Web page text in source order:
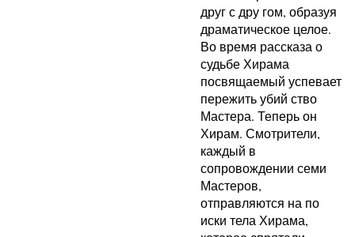
друг с дру гом, образуя
драматическое целое.
Во время рассказа о
судьбе Хирама
посвящаемый успевает
пережить убий ство
Мастера. Теперь он
Хирам. Смотрители,
каждый в
сопровождении семи
Мастеров,
отправляются на по
иски тела Хирама,